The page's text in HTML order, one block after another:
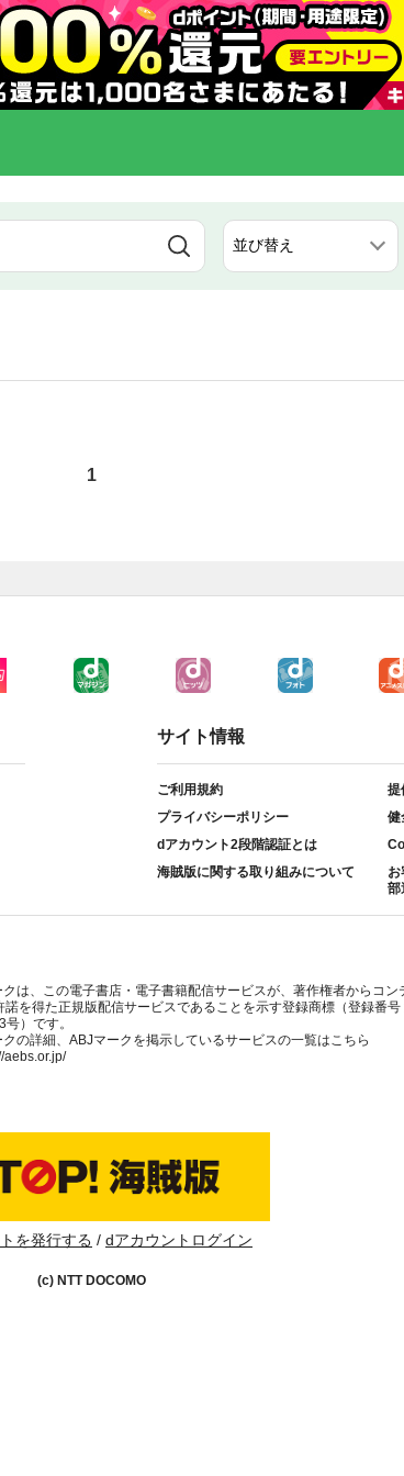
1
サイト情報
ご利用規約
提
プライバシーポリシー
健
dアカウント2段階認証とは
海賊版に関する取り組みについて
部
は、この電子書店・電子書籍配信サービスが、著作権者からコン
諾を得た正規版配信サービスであることを示す登録商標（登録番号
）です。
の詳細、ABJマークを掲示しているサービスの一覧はこちら
aebs.or.jp/
を発行する dアカウントログイン
(c) NTT DOCOMO